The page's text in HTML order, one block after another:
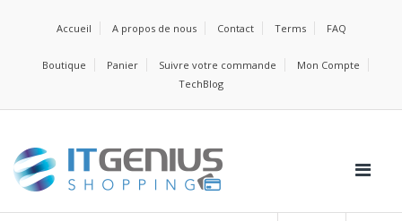
Accueil A propos de nous Contact Terms FAQ
Boutique Panier Suivre votre commande
Mon Compte
TechBlog